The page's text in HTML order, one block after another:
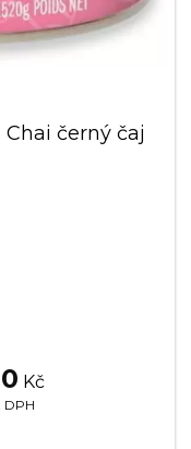
černý čaj
Kč
DPH